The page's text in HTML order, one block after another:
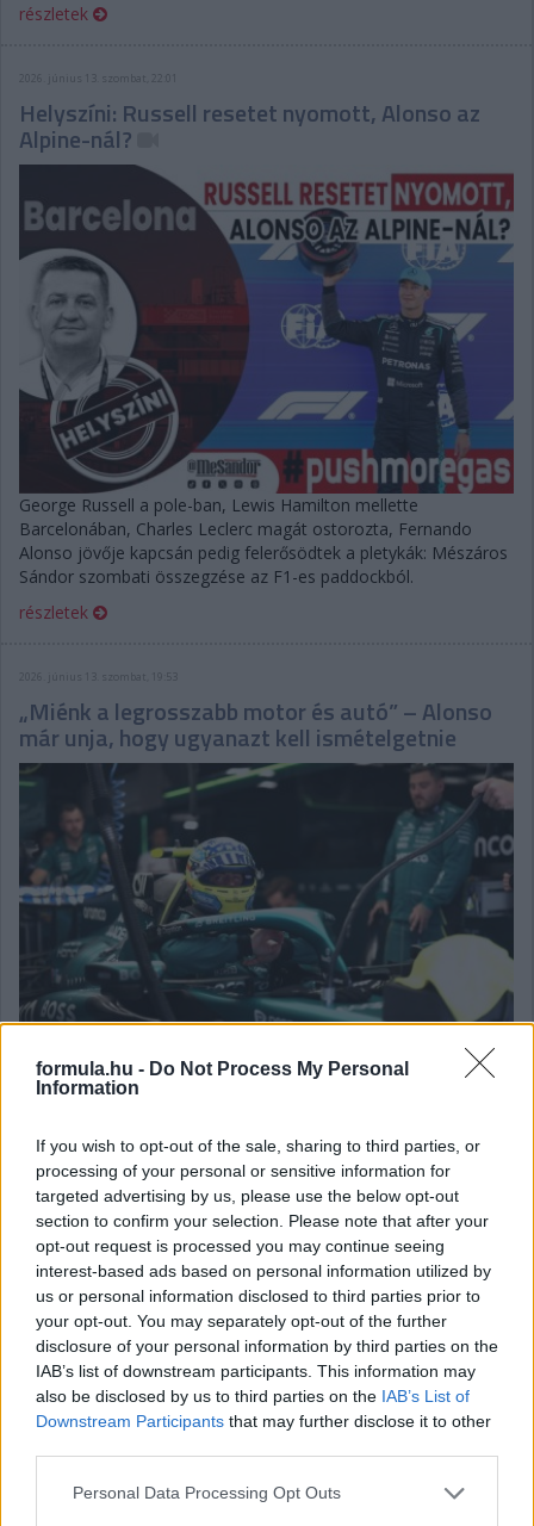
formula.hu - Do Not Process My Personal
Information
If you wish to opt-out of the sale, sharing to third parties, or
processing of your personal or sensitive information for
targeted advertising by us, please use the below opt-out
section to confirm your selection. Please note that after your
opt-out request is processed you may continue seeing
interest-based ads based on personal information utilized by
us or personal information disclosed to third parties prior to
your opt-out. You may separately opt-out of the further
disclosure of your personal information by third parties on the
IAB’s list of downstream participants. This information may
also be disclosed by us to third parties on the IAB’s List of
Downstream Participants that may further disclose it to other
Please note that this website/app uses one or more Google
Personal Data Processing Opt Outs
részletek
2026. június 13. szombat, 22:01
Helyszíni: Russell resetet nyomott, Alonso az
Alpine-nál?
George Russell a pole-ban, Lewis Hamilton mellette
Barcelonában, Charles Leclerc magát ostorozta, Fernando
Alonso jövője kapcsán pedig felerősödtek a pletykák: Mészáros
Sándor szombati összegzése az F1-es paddockból.
részletek
2026. június 13. szombat, 19:53
„Miénk a legrosszabb motor és autó” – Alonso
már unja, hogy ugyanazt kell ismételgetnie
hajlandók koncentrálni, hogy várják a nagy nyári fejlesztési
csomagot.
részletek
2026. június 12. péntek, 08:59
Alonso: Valószínűleg ez az utolsó itt